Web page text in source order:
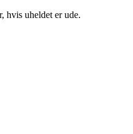
hvis uheldet er ude.